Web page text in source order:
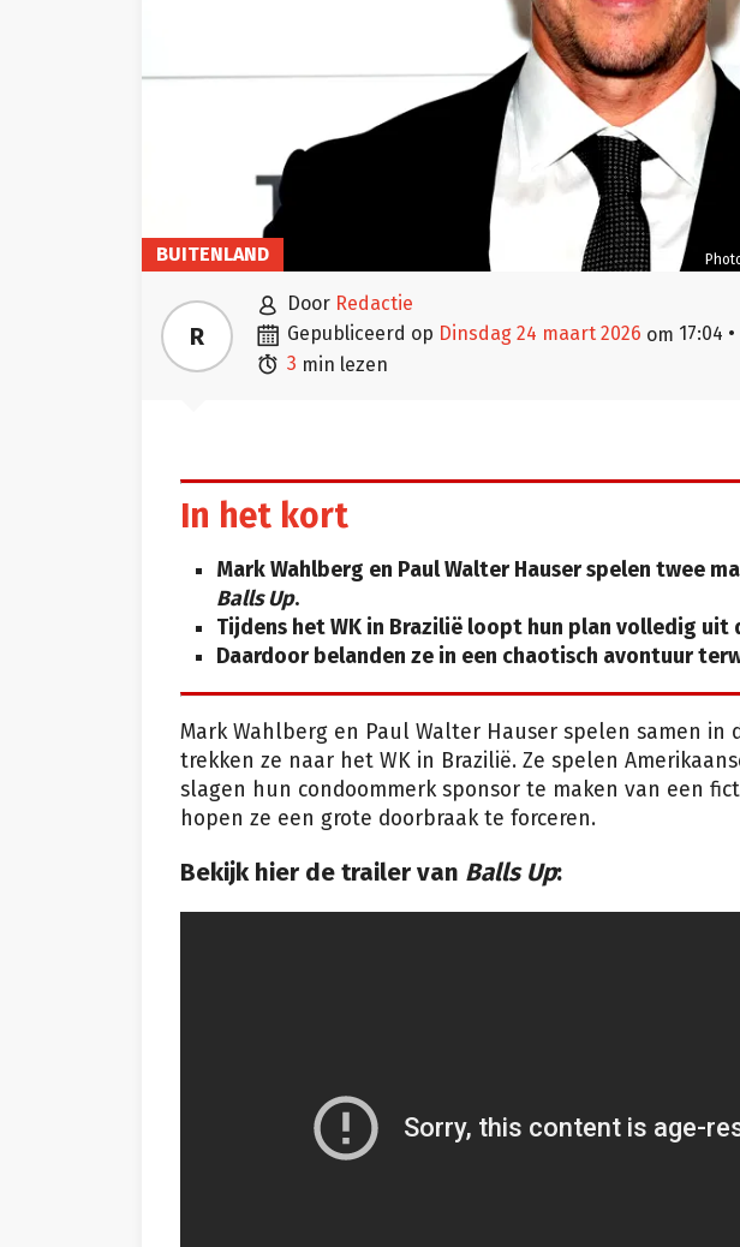
BUITENLAND
R
 door Redactie
 gepubliceerd op dinsdag 24 maart 2026 om 17:04 •
 3 min lezen
In het kort
Mark Wahlberg en Paul Walter Hauser spelen twee
Balls Up.
Tijdens het WK in Brazilië loopt hun plan volledig uit
Daardoor belanden ze in een chaotisch avontuur
Mark Wahlberg en Paul Walter Hauser spelen samen in
trekken ze naar het WK in Brazilië. Ze spelen
slagen hun condoommerk sponsor te maken van een
hopen ze een grote doorbraak te forceren.
Bekijk hier de trailer van Balls Up: